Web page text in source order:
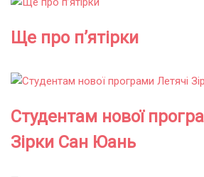
Ще про п’ятірки
Студентам нової
Зірки Сан Юань